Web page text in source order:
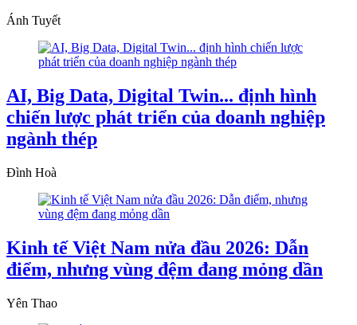
Ánh Tuyết
AI, Big Data, Digital Twin... định hình
chiến lược phát triển của doanh nghiệp
ngành thép
Đình Hoà
Kinh tế Việt Nam nửa đầu 2026: Dẫn
điểm, nhưng vùng đệm đang mỏng dần
Yên Thao